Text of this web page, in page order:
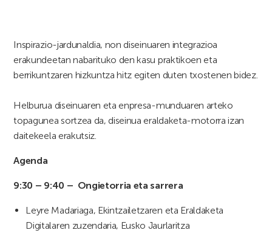
Inspirazio-jardunaldia, non diseinuaren integrazioa
erakundeetan nabarituko den kasu praktikoen eta
berrikuntzaren hizkuntza hitz egiten duten txostenen bidez.
Helburua diseinuaren eta enpresa-munduaren arteko
topagunea sortzea da, diseinua eraldaketa-motorra izan
daitekeela erakutsiz.
Agenda
9:30 – 9:40 – Ongietorria eta sarrera
Leyre Madariaga, Ekintzailetzaren eta Eraldaketa
Digitalaren zuzendaria, Eusko Jaurlaritza